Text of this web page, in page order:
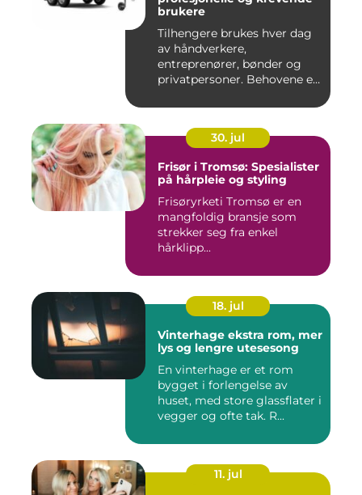
brukere
Tilhengere brukes hver dag
av håndverkere,
entreprenører, bønder og
privatpersoner. Behovene er
30. jul
Frisør i Tromsø: Spesialister
på hårpleie og styling
Frisøryrketi Tromsø er en
mangfoldig bransje som
strekker seg fra enkel
hårklipp...
18. jul
Vinterhage ekstra rom, mer
lys og lengre utesesong
En vinterhage er et rom
bygget i forlengelse av
huset, med store glassflater i
vegger og ofte tak. R...
11. jul